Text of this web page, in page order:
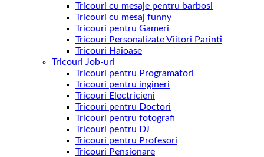
Tricouri cu mesaje pentru barbosi
Tricouri cu mesaj funny
Tricouri pentru Gameri
Tricouri Personalizate Viitori Parinti
Tricouri Haioase
Tricouri Job-uri
Tricouri pentru Programatori
Tricouri pentru ingineri
Tricouri Electricieni
Tricouri pentru Doctori
Tricouri pentru fotografi
Tricouri pentru DJ
Tricouri pentru Profesori
Tricouri Pensionare